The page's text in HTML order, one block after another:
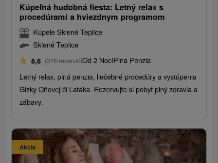
Kúpeľná hudobná fiesta: Letný relax s
procedúrami a hviezdnym programom
Kúpele Sklené Teplice
Sklené Teplice
8,6 (316 recenzií)Od 2 NocíPlná Penzia
Letný relax, plná penzia, liečebné procedúry a vystúpenia
Gizky Oňovej či Latáka. Rezervujte si pobyt plný zdravia a
zábavy.
Akcia